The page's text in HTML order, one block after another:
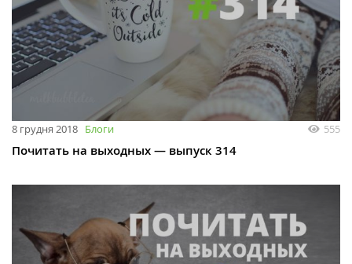
8 грудня 2018 Блоги 555
Почитать на выходных — выпуск 314